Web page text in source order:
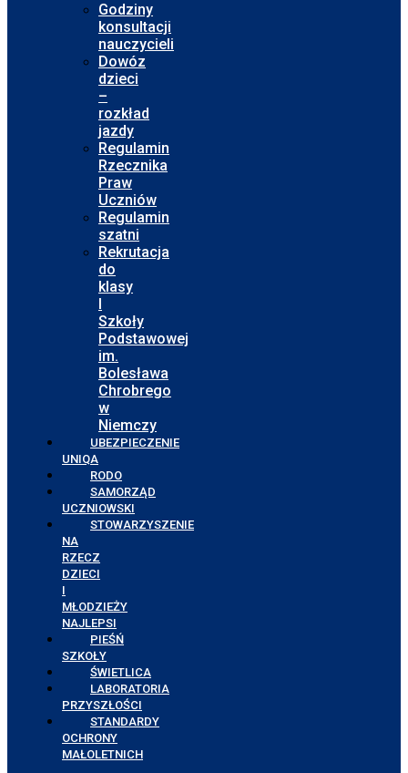
Godziny
konsultacji
nauczycieli
Dowóz
dzieci
–
rozkład
jazdy
Regulamin
Rzecznika
Praw
Uczniów
Regulamin
szatni
Rekrutacja
do
klasy
I
Szkoły
Podstawowej
im.
Bolesława
Chrobrego
w
Niemczy
UBEZPIECZENIE
UNIQA
RODO
SAMORZĄD
UCZNIOWSKI
STOWARZYSZENIE
NA
RZECZ
DZIECI
I
MŁODZIEŻY
NAJLEPSI
PIEŚŃ
SZKOŁY
ŚWIETLICA
LABORATORIA
PRZYSZŁOŚCI
STANDARDY
OCHRONY
MAŁOLETNICH